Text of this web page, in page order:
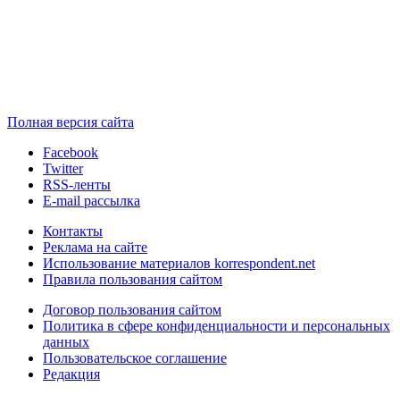
Полная версия сайта
Facebook
Twitter
RSS-ленты
E-mail рассылка
Контакты
Реклама на сайте
Использование материалов korrespondent.net
Правила пользования сайтом
Договор пользования сайтом
Политика в сфере конфиденциальности и персональных
данных
Пользовательское соглашение
Редакция